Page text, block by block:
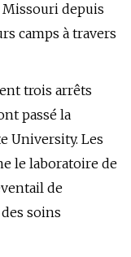
Missouri depuis
camps à travers
trois arrêts
passé la
University. Les
le laboratoire de
de
soins